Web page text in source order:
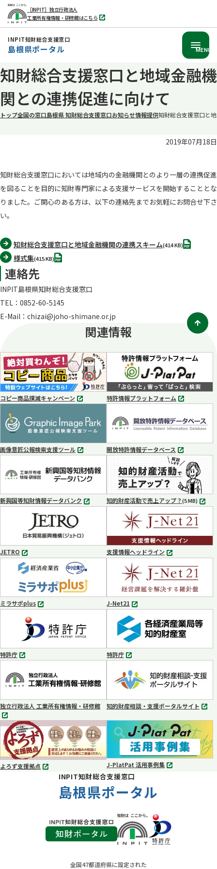
本
文
へ
移
［INPIT］独立行政法人
工業所有権情報・研修館はこちら
別
タ
INPIT知財総合支援窓口
島根県ポータル MENU
知財総合支援窓口と地域金融機
関との連携促進に向けて
トップ全国の窓口島根県 知財総合支援窓口お知らせ情報提供知財総合支援窓口と
2019年07月18日
知財総合支援窓口においては地域内の金融機関とのより一層の連携促進
を図ることを目的に知財専門家による支援サービスを開始することとな
りました。ご関心のある方は、以下の連絡先までお気軽にお問合せ下さ
い。
知財総合支援窓口と地域金融機関の連携スキーム(414 KB)PDF
様式集(415 KB)PDF
連絡先
INPIT島根県知財総合支援窓口
TEL：0852-60-5145
E-Mail：chizai@joho-shimane.or.jp
関連情報
コピー商品撲滅キャンペーン
別
で
開
く
特許情報プラットフォーム
別
ブ
で
く
画像意匠公報検索支援ツール
別
ブ
で
く
開放特許情報データベース
別
タ
ブ
で
開
く
新興国等知財情報データバンク
別
開
く
知的財産活動で売上アップ？(5 MB) MP4
JETRO
別
タ
ブ
で
開
く
支援情報ヘッドライン
別
タ
ブ
で
開
く
ミラサポplus
別
ブ
で
開
く
J-Net21
別
タ
ブ
で
開
く
特許庁
別
ブ
で
く
特許庁
別
ブ
で
開
く
独立行政法人 工業所有権情報・研修館
別
タ
ブ
で
知的財産相談・支援ポータルサイト
別
タ
開
く
よろず支援拠点
別
J-PlatPat 活用事例集
別
INPIT知財総合支援窓口
島根県ポータル
全国47都道府県に設定された